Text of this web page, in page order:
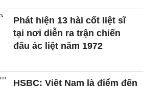
Phát hiện 13 hài cốt liệt sĩ
tại nơi diễn ra trận chiến
đấu ác liệt năm 1972
HSBC: Việt Nam là điểm đến